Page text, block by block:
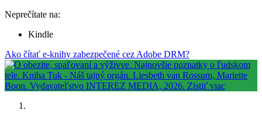
Neprečítate na:
Kindle
Ako čítať e-knihy zabezpečené cez Adobe DRM?